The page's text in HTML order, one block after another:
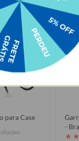
para Case
-
★ ★